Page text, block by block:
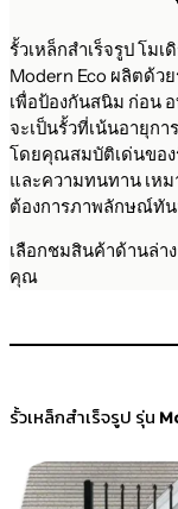
รั้วเหล็กสำเร็จรูป โม
Modern Eco ผลิตด้ว
เพื่อป้องกันสนิม ก่อน
จะเป็นรั้วที่เน้นอายุก
โดยคุณสมบัติเด่นของ
และความทนทาน เห
ต้องการภาพลักษณ์ทั
เลือกชมสินค้าด้านล่า
คุณ
รั้วเหล็กสำเร็จรูป รุ่น